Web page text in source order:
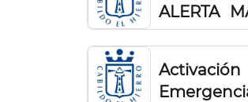
ALERTA
Forestales